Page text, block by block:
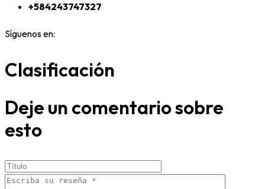
+584243747327
Síguenos en:
Clasificación
Deje un comentario sobre
esto